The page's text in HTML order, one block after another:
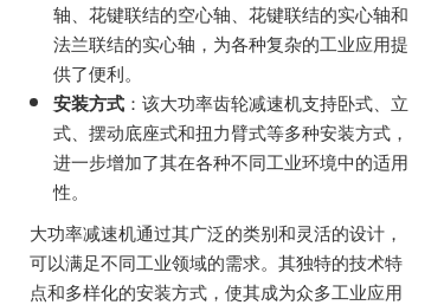
轴、花键联结的空心轴、花键联结的实心轴和
法兰联结的实心轴，为各种复杂的工业应用提
供了便利。
安装方式 ：该大功率齿轮减速机支持卧式、立
式、摆动底座式和扭力臂式等多种安装方式，
进一步增加了其在各种不同工业环境中的适用
性。
大功率减速机通过其广泛的类别和灵活的设计，
可以满足不同工业领域的需求。其独特的技术特
点和多样化的安装方式，使其成为众多工业应用